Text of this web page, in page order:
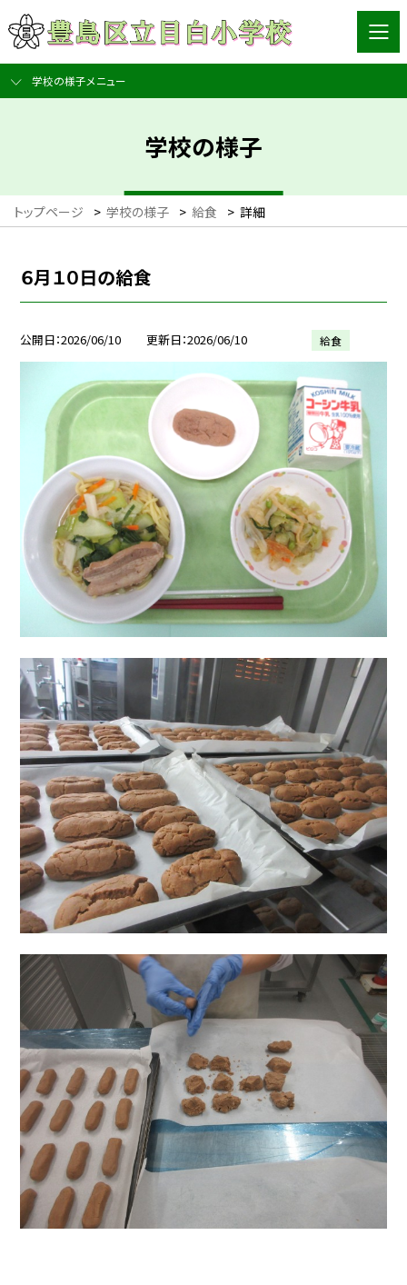
学校の様子メニュー
学校の様子
トップページ > 学校の様子 > 給食 > 詳細
６月１０日の給食
公開日 2026/06/10 更新日 2026/06/10 給食